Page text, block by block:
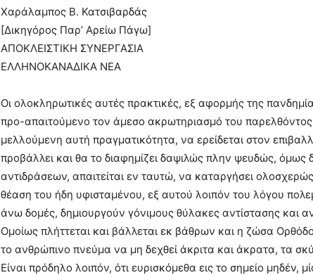
Χαράλαμπος Β. Κατσιβαρδάς
[Δικηγόρος Παρ’ Αρείω Πάγω]
ΑΠΟΚΛΕΙΣΤΙΚΗ ΣΥΝΕΡΓΑΣΙΑ
ΕΛΛΗΝΟΚΑΝΑΔΙΚΑ ΝΕΑ
Οι ολοκληρωτικές αυτές πρακτικές, εξ αφορμής της
προ-απαιτούμενο τον άμεσο ακρωτηριασμό του
μελλούμενη αυτή πραγματικότητα, να ερείδεται στον
προβάλλει και θα το διαφημίζει δαψιλώς πλην ψευδώς,
αντιδράσεων, απαιτείται εν ταυτώ, να καταργήσει
θέαση του ήδη υφισταμένου, εξ αυτού λοιπόν του λόγου
άνω δομές, δημιουργούν γόνιμους θύλακες αντίστασης και
Ομοίως πλήττεται και βάλλεται εκ βάθρων και η ζώσα
το ανθρώπινο πνεύμα να μη δεχθεί άκριτα και άκρατα, τα
Είναι πρόδηλο λοιπόν, ότι ευρισκόμεθα εις το σημείο